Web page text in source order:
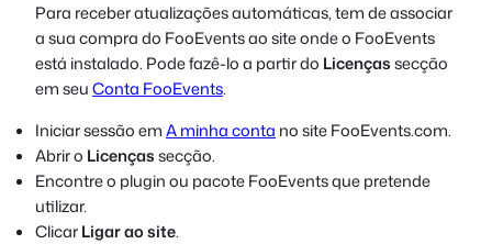
Para receber atualizações automáticas, tem de associar
a sua compra do FooEvents ao site onde o FooEvents
está instalado. Pode fazê-lo a partir do Licençassecção
em seuConta FooEvents.
Iniciar sessão emA minha conta no site FooEvents.com.
Abrir o Licençassecção.
Encontre o plugin ou pacote FooEvents que pretende
utilizar.
ClicarLigar ao site.